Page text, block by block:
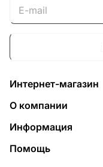
Интернет-магазин
О компании
Информация
Помощь